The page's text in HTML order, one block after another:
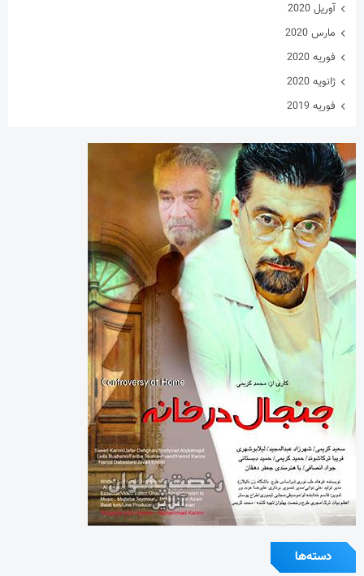
آوریل 2020
مارس 2020
فوریه 2020
ژانویه 2020
فوریه 2019
دسته‌ها